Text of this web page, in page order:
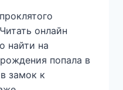
онлайн
найти на
попала в
замок к